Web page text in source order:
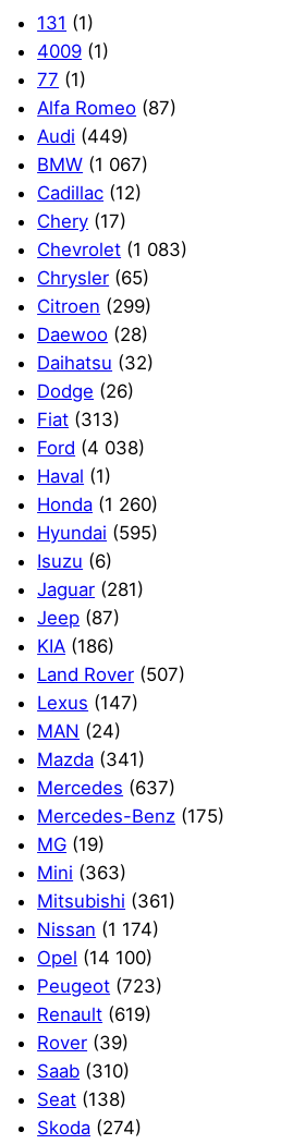
131 (1)
4009 (1)
77 (1)
Alfa Romeo (87)
Audi (449)
BMW (1 067)
Cadillac (12)
Chery (17)
Chevrolet (1 083)
Chrysler (65)
Citroen (299)
Daewoo (28)
Daihatsu (32)
Dodge (26)
Fiat (313)
Ford (4 038)
Haval (1)
Honda (1 260)
Hyundai (595)
Isuzu (6)
Jaguar (281)
Jeep (87)
KIA (186)
Land Rover (507)
Lexus (147)
MAN (24)
Mazda (341)
Mercedes (637)
Mercedes-Benz (175)
MG (19)
Mini (363)
Mitsubishi (361)
Nissan (1 174)
Opel (14 100)
Peugeot (723)
Renault (619)
Rover (39)
Saab (310)
Seat (138)
Skoda (274)